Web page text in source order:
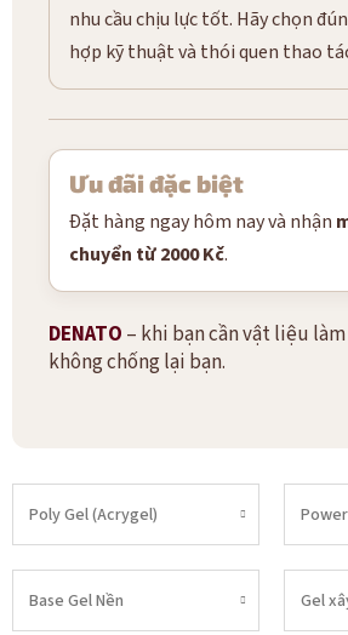
nhu cầu chịu lực tốt. Hãy chọn
hợp kỹ thuật và thói quen thao
Ưu đãi đặc biệt
Đặt hàng ngay hôm nay và nhận
chuyển từ 2000 Kč.
DENATO – khi bạn cần vật liệu
không chống lại bạn.
Poly Gel (Acrygel)
Base Gel Nền Gel